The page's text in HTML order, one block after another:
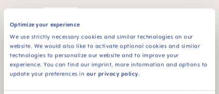
Optimize your experience
We use strictly necessary cookies and similar technologies on our
website. We would also like to activate optional cookies and similar
technologies to personalize our website and to improve your
experience. You can find our imprint, more information and options to
update your preferences in our privacy policy.
Pour les bébés dès
6 mois